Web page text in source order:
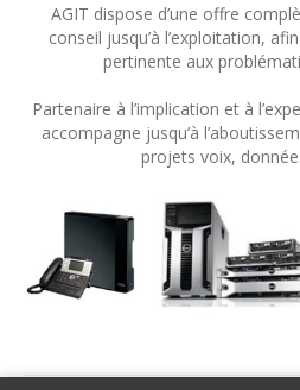
AGIT dispose d’une offre
conseil jusqu’à l’exploitation,
pertinente aux
Partenaire à l’implication et à
accompagne jusqu’à
projets voix,